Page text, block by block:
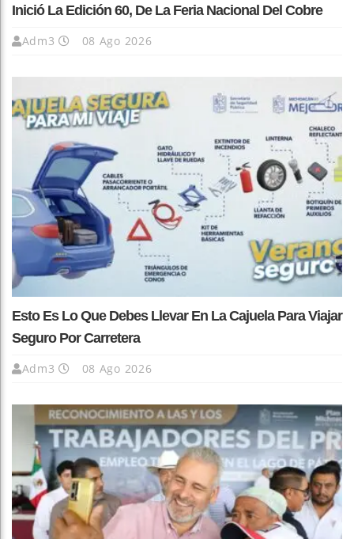
Inició La Edición 60, De La Feria Nacional Del Cobre
Adm3 08 Ago 2026
Esto Es Lo Que Debes Llevar En La Cajuela Para Viajar
Seguro Por Carretera
Adm3 08 Ago 2026